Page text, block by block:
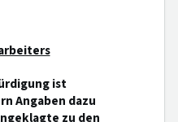
ist
Angaben dazu
zu den